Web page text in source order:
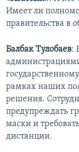
Имеет ли
правительства в
Балбак Тулобаев:
рамках наших
решения.
предупреждать
маски и
дистанции.